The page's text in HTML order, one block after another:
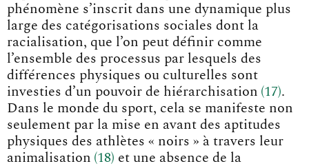
phénomène s’inscrit dans une dynamique plus
large des catégorisations sociales dont la
racialisation, que l’on peut définir comme
l’ensemble des processus par lesquels des
différences physiques ou culturelles sont
investies d’un pouvoir de hiérarchisation 17 .
Dans le monde du sport, cela se manifeste non
seulement par la mise en avant des aptitudes
physiques des athlètes « noirs » à travers leur
animalisation 18 et une absence de la